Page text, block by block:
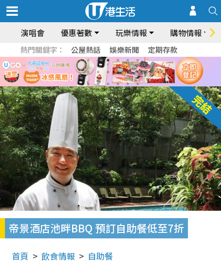
演唱會 優惠著數 玩樂情報 購物情報
熱門關鍵字： 公屋熱話 娛樂新聞 定期存款
帝景酒店池畔BBQ 預訂自助餐低至7折
首頁 飲食情報 自助餐